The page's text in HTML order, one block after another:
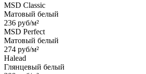
MSD Classic
Матовый белый
236 руб/м²
MSD Perfect
Матовый белый
274 руб/м²
Halead
Глянцевый белый